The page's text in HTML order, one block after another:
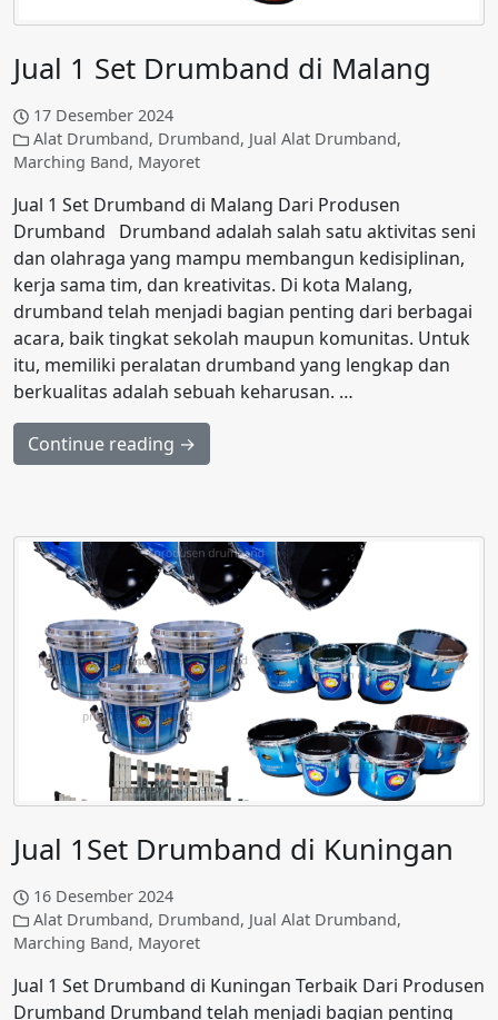
Jual 1 Set Drumband di Malang
17 Desember 2024
Alat Drumband, Drumband, Jual Alat Drumband,
Marching Band, Mayoret
Jual 1 Set Drumband di Malang Dari Produsen
Drumband Drumband adalah salah satu aktivitas seni
dan olahraga yang mampu membangun kedisiplinan,
kerja sama tim, dan kreativitas. Di kota Malang,
drumband telah menjadi bagian penting dari berbagai
acara, baik tingkat sekolah maupun komunitas. Untuk
itu, memiliki peralatan drumband yang lengkap dan
berkualitas adalah sebuah keharusan. …
Continue reading →
Jual 1Set Drumband di Kuningan
16 Desember 2024
Alat Drumband, Drumband, Jual Alat Drumband,
Marching Band, Mayoret
Jual 1 Set Drumband di Kuningan Terbaik Dari Produsen
Drumband Drumband telah menjadi bagian penting